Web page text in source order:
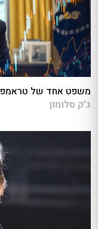
משפט אחד של טראמפ
ג'ק סלומון